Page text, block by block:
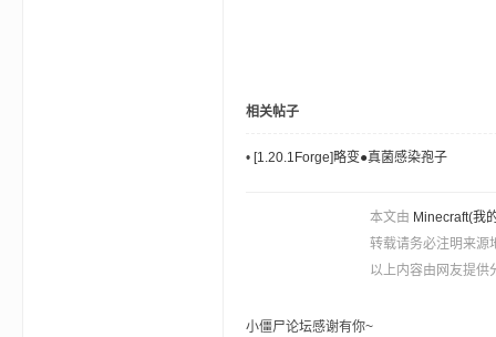
相关帖子
• [1.20.1Forge]略变●真菌感染孢子
本文由 Minecraft(我
转载请务必注明来源
以上内容由网友提供
小僵尸论坛感谢有你~